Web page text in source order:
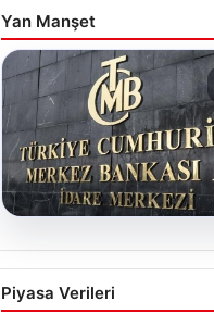
Yan Manşet
Merkez Bankası
ne zaman?
Piyasa Verileri